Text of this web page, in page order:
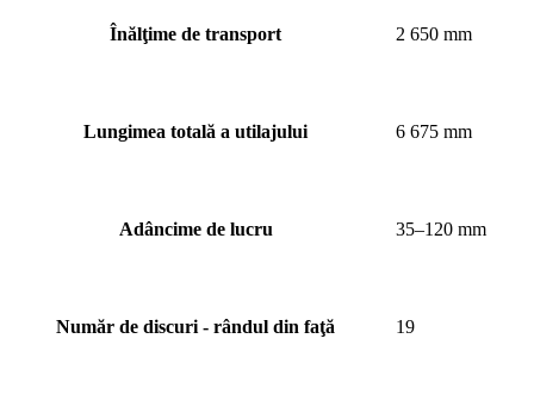
Înălţime de transport 2 650 mm
Lungimea totală a utilajului 6 675 mm
Adâncime de lucru 35–120 mm
Număr de discuri - rândul din faţă 19